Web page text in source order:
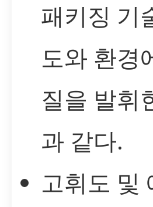
패키징 기
도와 환경
질을 발휘
과 같다.
고휘도 및